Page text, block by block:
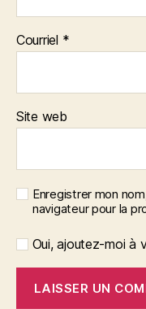
Courriel *
Site web
Enregistrer mon
navigateur pour la
Oui, ajoutez-moi à